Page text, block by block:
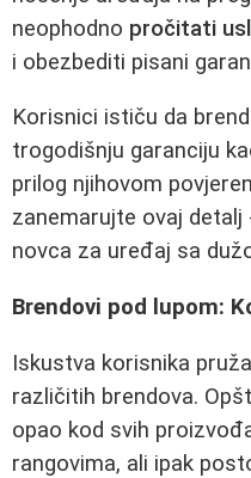
neophodno pročitati
i obezbediti pisani
Korisnici ističu da
trogodišnju garanciju
prilog njihovom
zanemarujte ovaj
novca za uređaj sa
Brendovi pod lupom:
Iskustva korisnika
različitih brendova.
opao kod svih
rangovima, ali ipak